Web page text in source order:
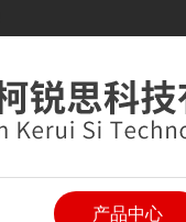
产品中心